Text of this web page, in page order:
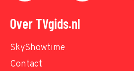
Over TVgids.nl
SkyShowtime
Contact